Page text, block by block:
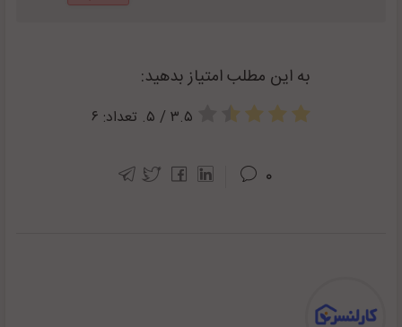
به این مطلب امتیاز بدهید:
۳.۵ / ۵. تعداد: ۶
۰